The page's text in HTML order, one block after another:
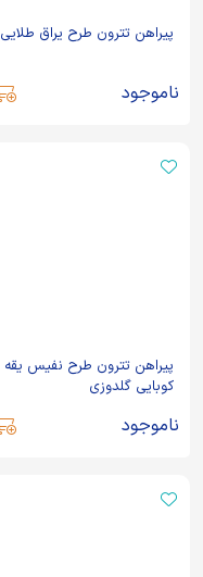
پیراهن تترون طرح یراق طلایی
ناموجود
پیراهن تترون طرح نفیس یقه
کوبایی گلدوزی
ناموجود